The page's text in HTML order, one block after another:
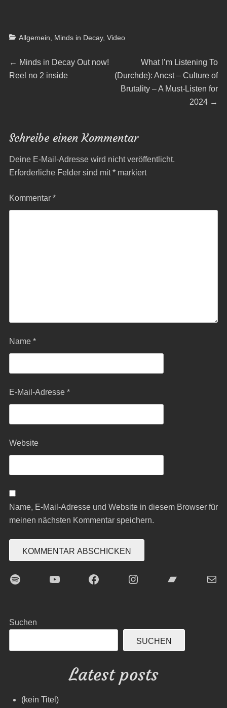
Categories
Allgemein Minds in Decay, Video
Beitragsnavigation
← Previous
post:
Minds in Decay Out now!
Reel no 2 inside
Next
post:
What I’m Listening To
(Durchde): Ancst – Culture of
Brutality – A Must-Listen for
2024 →
Schreibe einen Kommentar
Deine E-Mail-Adresse wird nicht veröffentlicht.
Erforderliche Felder sind mit*markiert
Kommentar *
Name *
E-Mail-Adresse *
Website
Name, E-Mail-Adresse und Website in diesem Browser für
meinen nächsten Kommentar speichern.
Spotify YouTubeFacebookInstagramBandcampE-Mail
Suchen
SUCHEN
Latest posts
(kein Titel)